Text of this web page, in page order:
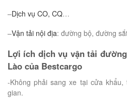
–Dịch vụ CO, CQ…
–Vận tải nội địa: đường bộ, đường
Lợi ích dịch vụ vận tải
Lào của Bestcargo
-Không phải sang xe tại cửa
gian.